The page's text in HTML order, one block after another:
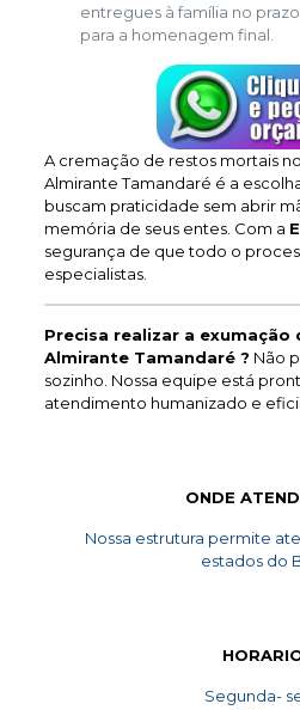
entregues à família no
para a homenagem final.
A cremação de restos mortais
Almirante Tamandaré é a
buscam praticidade sem abrir
memória de seus entes. Com a
segurança de que todo o
especialistas.
Precisa realizar a exumação
Almirante Tamandaré ? Não
sozinho. Nossa equipe está
atendimento humanizado e
ONDE
Nossa estrutura permite
estados do
Segunda-